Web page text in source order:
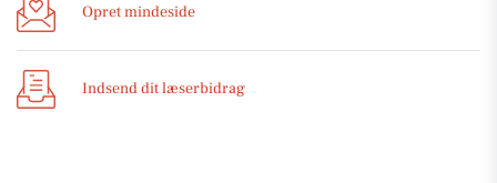
Opret mindeside
Indsend dit læserbidrag